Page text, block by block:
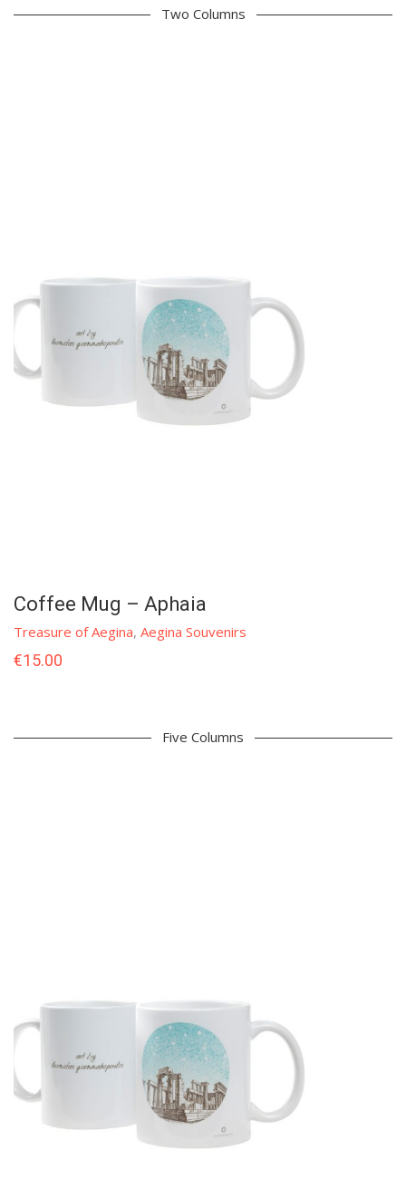
Two Columns
Coffee Mug – Aphaia
Treasure of Aegina, Aegina Souvenirs
€15.00
Five Columns